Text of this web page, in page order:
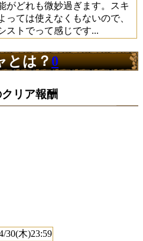
がどれも微妙過ぎます。スキ
っては使えなくもないので、
ストでって感じです...
とは？0
リア報酬
30(木)23:59